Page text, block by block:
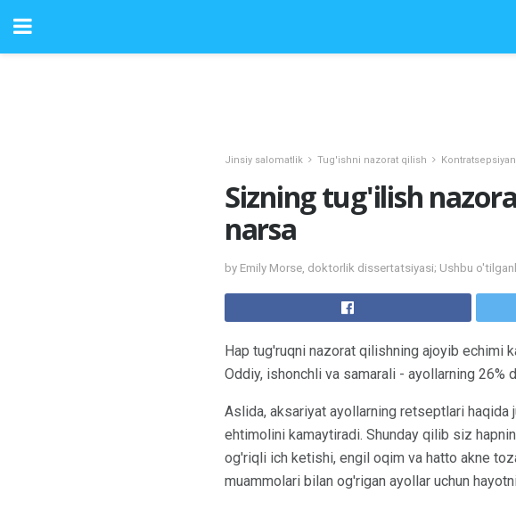
Jinsiy salomatlik Tug'ishni nazorat qilish
Sizning tug'ilish
narsa
by Emily Morse, doktorlik dissertatsiyasi; Ushbu
Hap tug'ruqni nazorat qilishning ajoyib echimi
Oddiy, ishonchli va samarali - ayollarning
Aslida, aksariyat ayollarning retseptlari haqida
ehtimolini kamaytiradi. Shunday qilib siz
og'riqli ich ketishi, engil oqim va hatto akne
muammolari bilan og'rigan ayollar uchun